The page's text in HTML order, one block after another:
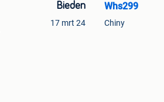
Bieden
17 mrt 24
Whs299
Chiny